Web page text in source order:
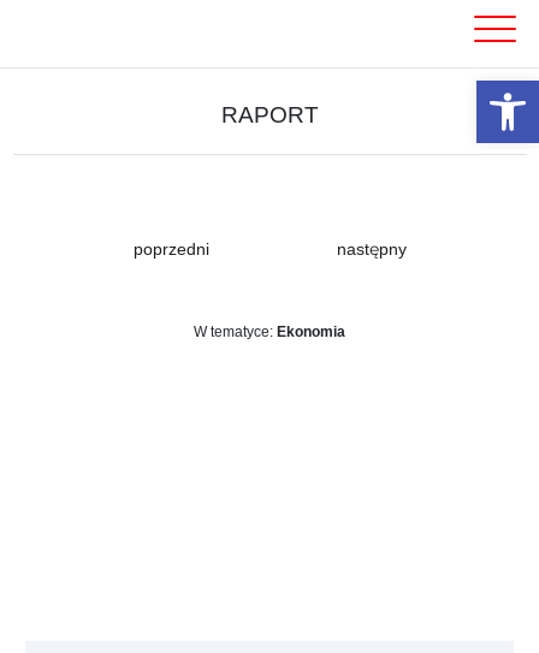
RAPORT
poprzedni następny
W tematyce: Ekonomia